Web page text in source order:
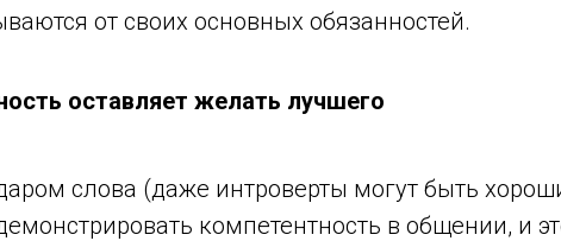
от своих основных обязанностей.
оставляет желать лучшего
слова (даже интроверты могут быть
компетентность в общении, и